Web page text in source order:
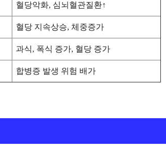
혈당악화, 심뇌혈관질환↑
혈당 지속상승, 체중증가
과식, 폭식 증가, 혈당 증가
합병증 발생 위험 배가